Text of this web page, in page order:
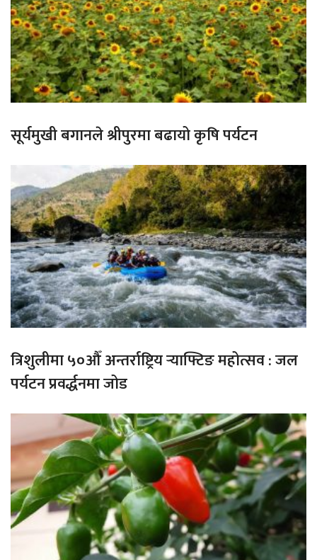
सूर्यमुखी बगानले श्रीपुरमा बढायो कृषि पर्यटन
त्रिशुलीमा ५०औँ अन्तर्राष्ट्रिय र्‍याफ्टिङ महोत्सव : जल
पर्यटन प्रवर्द्धनमा जोड